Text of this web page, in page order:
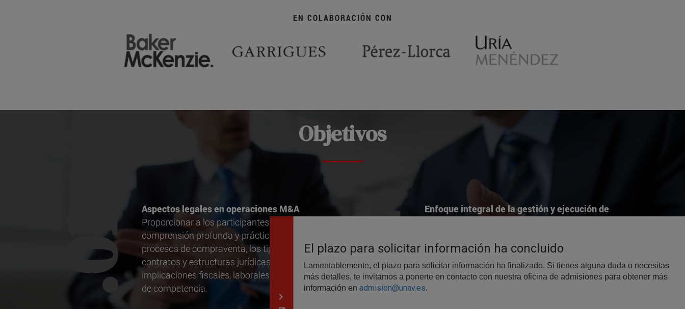
expand_less
EN COLABORACIÓN CON
Objetivos
.01
Aspectos legales en operaciones M&A
Proporcionar a los participantes una
comprensión profunda y práctica de los
procesos de compraventa, los tipos de
contratos y estructuras jurídicas,
implicaciones fiscales, laborales y en materia
de competencia.
.02
Enfoque integral de la gestión y ejecución de
situaciones de distress.